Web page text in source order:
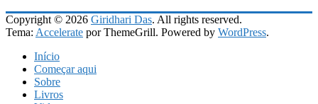
Copyright © 2026 Giridhari Das. All rights reserved.
Tema: Accelerate por ThemeGrill. Powered by WordPress.
Início
Começar aqui
Sobre
Livros